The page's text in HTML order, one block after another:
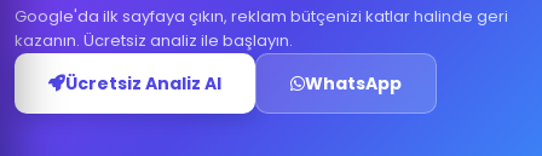
Google'da ilk sayfaya çıkın, reklam bütçenizi katlar halinde geri
kazanın. Ücretsiz analiz ile başlayın.
Ücretsiz Analiz Al WhatsApp